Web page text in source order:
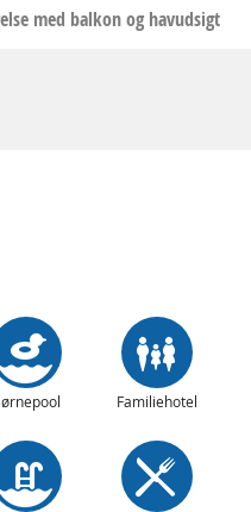
med balkon og havudsigt
Familiehotel